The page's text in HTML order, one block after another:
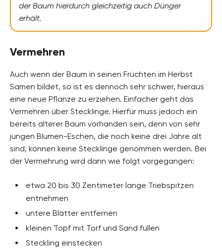
der Baum hierdurch gleichzeitig auch Dünger
erhält.
Vermehren
Auch wenn der Baum in seinen Früchten im Herbst
Samen bildet, so ist es dennoch sehr schwer, hieraus
eine neue Pflanze zu erziehen. Einfacher geht das
Vermehren über Stecklinge. Hierfür muss jedoch ein
bereits älterer Baum vorhanden sein, denn von sehr
jungen Blumen-Eschen, die noch keine drei Jahre alt
sind, können keine Stecklinge genommen werden. Bei
der Vermehrung wird dann wie folgt vorgegangen:
etwa 20 bis 30 Zentimeter lange Triebspitzen
entnehmen
untere Blätter entfernen
kleinen Topf mit Torf und Sand füllen
Steckling einstecken